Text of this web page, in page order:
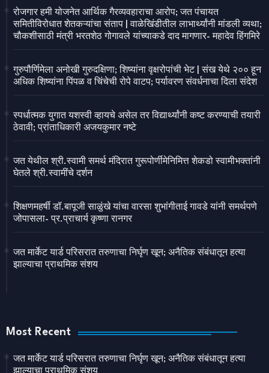
रोजगार हमी योजनेत आर्थिक गैरव्यवहाराचा आरोप; जत पंचायत
समितीविरोधात शेतकऱ्यांचा संताप | वाळेखिंडीतील लाभार्थ्यांनी मांडली व्यथा;
चौकशीसाठी मंत्री भरतशेठ गोगावले यांच्याकडे दाद मागणार- महादेव हिंगमिरे
गुरुपौर्णिमेला अनोखी गुरुदक्षिणा; शिष्यांना वृक्षरोपांची भेट | संख येथे २०० हून
अधिक शिष्यांना पिंपळ व चिंचेची रोपे वाटप; पर्यावरण संवर्धनाचा दिला संदेश
स्पर्धात्मक युगात यशस्वी व्हायचे असेल तर विद्यार्थ्यांनी कष्ट करण्याची तयारी
ठेवावी; प्रांताधिकारी अजयकुमार नष्टे
जत येथील श्री.स्वामी समर्थ मंदिरात गुरूपोर्णीमेनिमित्त शेकडो स्वामीभक्तांनी
घेतले श्री.स्वामींचे दर्शन
शिक्षणमहर्षी डॉ.बापूजी साळुंखे यांचा वारसा शुभांगीताई गावडे यांनी समर्थपणे
जोपासला- प्र.प्राचार्य कृष्णा रानगर
जत मार्केट यार्ड परिसरात तरुणाचा निर्घृण खून; अनैतिक संबंधातून हत्या
झाल्याचा प्राथमिक संशय
Most Recent
जत मार्केट यार्ड परिसरात तरुणाचा निर्घृण खून; अनैतिक संबंधातून हत्या